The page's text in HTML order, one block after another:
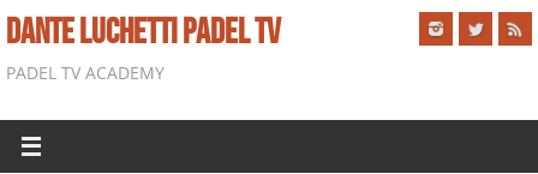
DANTE LUCHETTI PADEL TV
PADEL TV ACADEMY